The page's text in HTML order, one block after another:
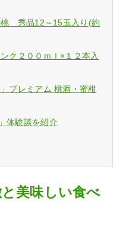
秀品12～15玉入り(約
ク２００ｍｌ×１２本入
プレミアム 桃酒・蜜柑
体験談を紹介
と美味しい食べ